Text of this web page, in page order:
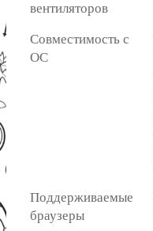
вентиляторов
Совместимость с
ОС
Поддерживаемые
браузеры